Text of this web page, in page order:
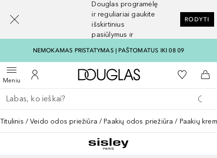
Douglas programėlę
ir reguliariai gaukite
išskirtinius
pasiūlymus ir
RODYTI
NEMOKAMAS PRISTATYMAS Į PAŠTOMATUS IKI 08 09
MeniuAtidaryti meniuĮ mano paskyrą
Į Douglas pagrindinį
Į mano
Į
Grįžk atgal
Vykdykite paiešką
Titulinis Veido odos priežiūra Paakių odos priežiūra Paakių
[navigation.slideout.screenreader]